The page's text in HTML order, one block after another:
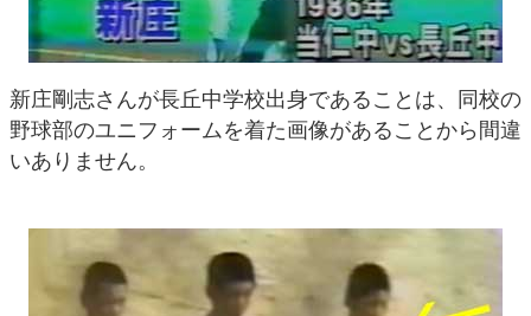
新庄剛志さんが長丘中学校出身であることは、同校の
野球部のユニフォームを着た画像があることから間違
いありません。